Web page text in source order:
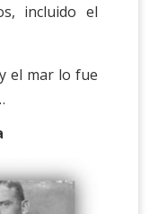
incluido el
el mar lo fue